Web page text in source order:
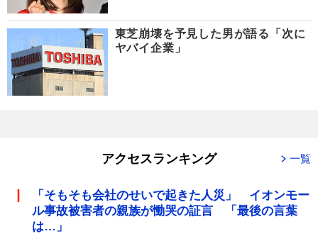
東芝崩壊を予見した男が語る「次に
ヤバイ企業」
アクセスランキング 一覧
「そもそも会社のせいで起きた人災」 イオンモー
ル事故被害者の親族が慟哭の証言 「最後の言葉
は…」